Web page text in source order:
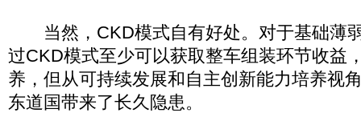
当然，CKD模式自有好处。对于基础薄
过CKD模式至少可以获取整车组装环节收益
养，但从可持续发展和自主创新能力培养视
东道国带来了长久隐患。